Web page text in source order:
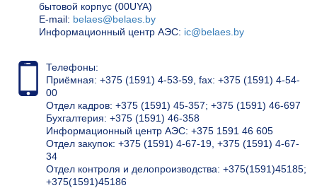
бытовой корпус (00UYA)
Е-mail: belaes@belaes.by
Информационный центр АЭС: ic@belaes.by
Телефоны:
Приёмная: +375 (1591) 4-53-59, fax: +375 (1591) 4-54-
00
Отдел кадров: +375 (1591) 45-357; +375 (1591) 46-697
Бухгалтерия: +375 (1591) 46-358
Информационный центр АЭС: +375 1591 46 605
Отдел закупок: +375 (1591) 4-67-19, +375 (1591) 4-67-
34
Отдел контроля и делопроизводства: +375(1591)45185;
+375(1591)45186